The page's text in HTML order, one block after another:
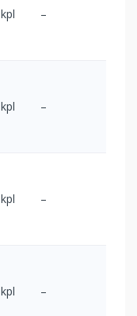
kpl –
kpl –
kpl –
kpl –